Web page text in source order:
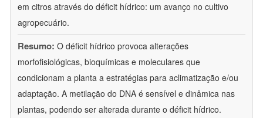
em citros através do déficit hídrico: um avanço no cultivo
agropecuário.
Resumo: O déficit hídrico provoca alterações
morfofisiológicas, bioquímicas e moleculares que
condicionam a planta a estratégias para aclimatização e/ou
adaptação. A metilação do DNA é sensível e dinâmica nas
plantas, podendo ser alterada durante o déficit hídrico.